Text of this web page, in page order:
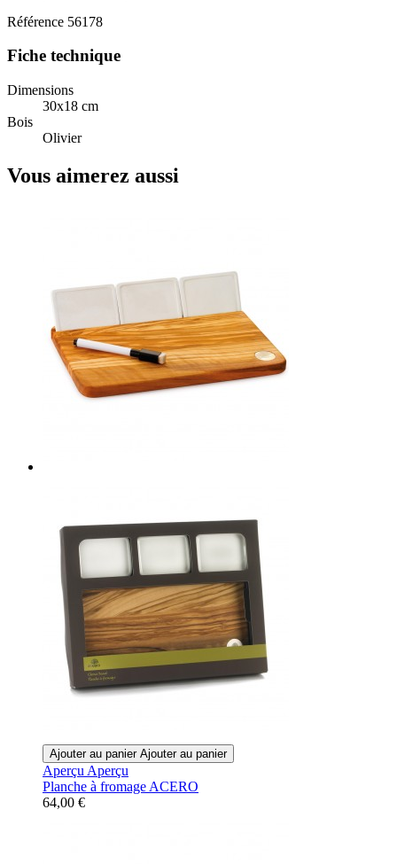
Référence 56178
Fiche technique
Dimensions
30x18 cm
Bois
Olivier
Vous aimerez aussi
Ajouter au panier Ajouter au panier
Aperçu Aperçu
Planche à fromage ACERO
64,00 €